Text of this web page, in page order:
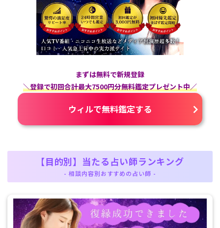
まずは無料で新規登録
＼登録で初回合計最大7500円分無料鑑定プレゼント中／
ウィルで無料鑑定する
【目的別】当たる占い師ランキング
- 相談内容別おすすめの占い師 -